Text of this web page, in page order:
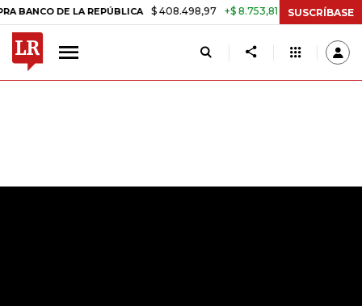
LA REPÚBLICA $ 408.498,97 +$ 8.753,81 +2,19% TASA DE USURA
SUSCRÍBASE